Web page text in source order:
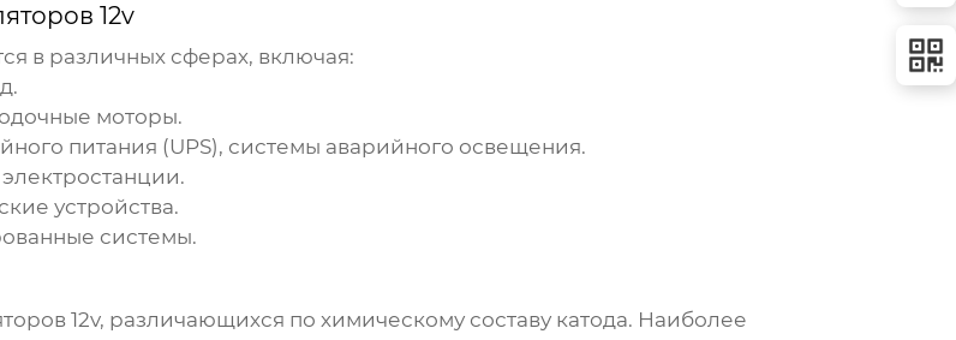
12v
в различных сферах, включая:
моторы.
питания (UPS), системы аварийного освещения.
устройства.
системы.
12v, различающихся по химическому составу катода. Наиболее